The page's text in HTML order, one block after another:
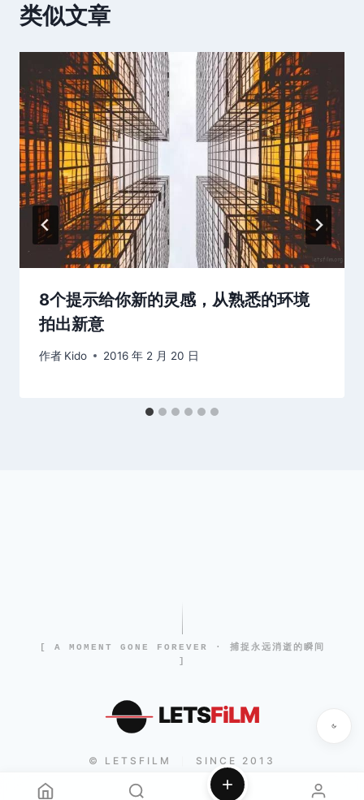
类似文章
8个提示给你新的灵感，从熟悉的环境
拍出新意
作者 Kido 2016 年 2 月 20 日
[ A MOMENT GONE FOREVER · 捕捉永远消逝的瞬间
]
LETSFiLM
© LETSFILM SINCE 2013